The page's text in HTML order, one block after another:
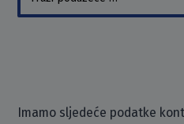
Imamo sljedeće podatke